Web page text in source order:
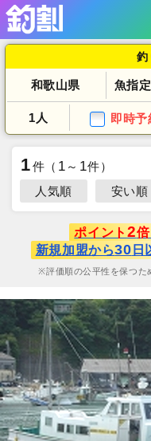
釣
和歌山県 魚指
1人 即時予
1件 （ 1 ～ 1件）
人気順
安い順
ポイント 2倍
新規加盟から30 日
評価順の公平性を保つた